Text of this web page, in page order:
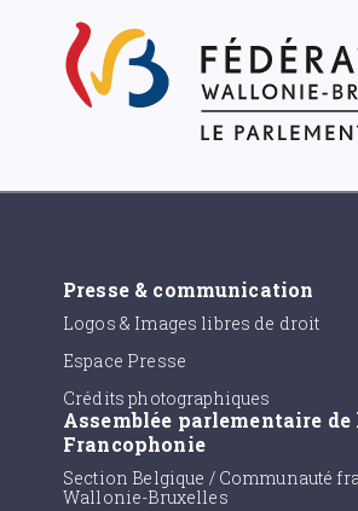
Presse & communication
Logos & Images libres de droit
Espace Presse
Crédits photographiques
Assemblée parlementaire de
Francophonie
Section Belgique / Communauté
Wallonie-Bruxelles